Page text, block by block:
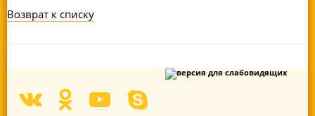
Возврат к списку